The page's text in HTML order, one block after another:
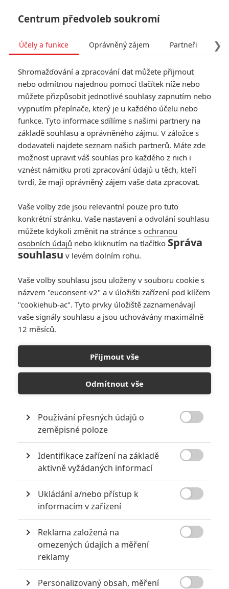
Gundam: Ano, na plátna
míří další souboje obřích
robotů
Napsal:Petr Slavík - (Anarvin), 06.07.2018 14:59
Nagoya TV
Zobrazit dalších 7 obrázků
Americká válka za nezávislost? To ještě nic nebylo,
počkejte, až se od Země budou chtít osamostatnit
vesmírné kolonie. To bude řežba.
Pacific Rim
v kinech nijak zvlášť netáhne už od začátku.
Power Rangersnedopadl. Slibované filmy jako
VoltronneboRobotechjsou v nedohlednu. Přesto byl čerstvě
oznámený další celovečerák s obřími roboty.
Novinku oznámilo studio
Legendary
společnostíSunrise a jmenuje se Gundam
. Vychází z
japonské mecha animeMobile Suit Gundam
Gundam), která se poprvé objevila v roce 1979 a od té doby
dala vzniknout řadě seriálů, filmů, komiksů, knih, videoher či
hraček. Rozhodně je tedy odkud čerpat a je třeba říct, že
podstata celého Gundamu není vůbec nezajímavá:
Původní Gundam je zasazený do doby kdy je planeta Země
Centrum předvoleb soukromí
❯
Účely a funkce Oprávněný zájem Partneři
Shromažďování a zpracování dat můžete přijmout
nebo odmítnou najednou pomocí tlačítek níže nebo
můžete přizpůsobit jednotlivé souhlasy zapnutím nebo
vypnutím přepínače, který je u každého účelu nebo
funkce. Tyto informace sdílíme s našimi partnery na
základě souhlasu a oprávněného zájmu. V záložce s
dodavateli najdete seznam našich partnerů. Máte zde
možnost upravit váš souhlas pro každého z nich i
vznést námitku proti zpracování údajů u těch, kteří
tvrdí, že mají oprávněný zájem vaše data zpracovat.
Vaše volby zde jsou relevantní pouze pro tuto
konkrétní stránku. Vaše nastavení a odvolání souhlasu
můžete kdykoli změnit na stránce s ochranou
osobních údajů nebo kliknutím na tlačítko Správa
souhlasu v levém dolním rohu.
Vaše volby souhlasu jsou uloženy v souboru cookie s
názvem "euconsent-v2" a v úložišti zařízení pod klíčem
"cookiehub-ac". Tyto prvky úložiště zaznamenávají
vaše signály souhlasu a jsou uchovávány maximálně
12 měsíců.
Přijmout vše
Odmítnout vše
Používání přesných údajů o
zeměpisné poloze
Identifikace zařízení na základě
aktivně vyžádaných informací
Ukládání a/nebo přístup k
informacím v zařízení
Reklama založená na
omezených údajích a měření
reklamy
Personalizovaný obsah, měření